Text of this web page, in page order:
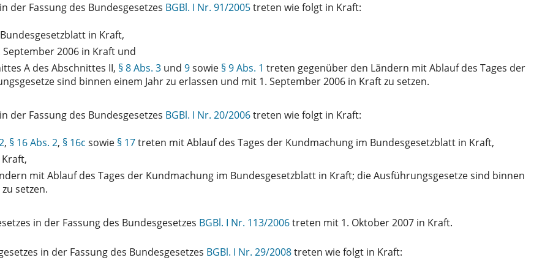
der Fassung des Bundesgesetzes BGBl. I Nr. 91/2005treten wie folgt in Kraft:
in Kraft,
2006 in Kraft und
A des Abschnittes II, § 8 Abs. 3 und 9sowie § 9 Abs. 1 treten gegenüber den Ländern mit Ablauf des Tages der
sind binnen einem Jahr zu erlassen und mit 1. September 2006 in Kraft zu setzen.
der Fassung des Bundesgesetzes BGBl. I Nr. 20/2006treten wie folgt in Kraft:
, § 16 Abs. 2, § 16c sowie § 17treten mit Ablauf des Tages der Kundmachung im Bundesgesetzblatt in Kraft,
mit Ablauf des Tages der Kundmachung im Bundesgesetzblatt in Kraft; die Ausführungsgesetze sind binnen
setzen.
in der Fassung des Bundesgesetzes BGBl. I Nr. 113/2006treten mit 1. Oktober 2007 in Kraft.
in der Fassung des Bundesgesetzes BGBl. I Nr. 29/2008treten wie folgt in Kraft: